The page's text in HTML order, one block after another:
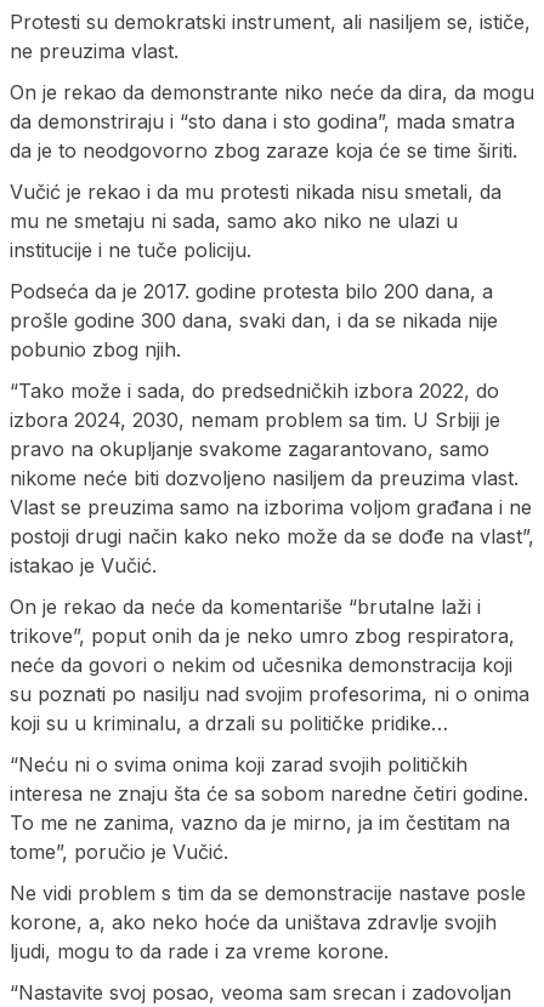
Protesti su demokratski instrument, ali nasiljem se, ističe,
ne preuzima vlast.
On je rekao da demonstrante niko neće da dira, da mogu
da demonstriraju i “sto dana i sto godina”, mada smatra
da je to neodgovorno zbog zaraze koja će se time širiti.
Vučić je rekao i da mu protesti nikada nisu smetali, da
mu ne smetaju ni sada, samo ako niko ne ulazi u
institucije i ne tuče policiju.
Podseća da je 2017. godine protesta bilo 200 dana, a
prošle godine 300 dana, svaki dan, i da se nikada nije
pobunio zbog njih.
“Tako može i sada, do predsedničkih izbora 2022, do
izbora 2024, 2030, nemam problem sa tim. U Srbiji je
pravo na okupljanje svakome zagarantovano, samo
nikome neće biti dozvoljeno nasiljem da preuzima vlast.
Vlast se preuzima samo na izborima voljom građana i ne
postoji drugi način kako neko može da se dođe na vlast”,
istakao je Vučić.
On je rekao da neće da komentariše “brutalne laži i
trikove”, poput onih da je neko umro zbog respiratora,
neće da govori o nekim od učesnika demonstracija koji
su poznati po nasilju nad svojim profesorima, ni o onima
koji su u kriminalu, a drzali su političke pridike…
“Neću ni o svima onima koji zarad svojih političkih
interesa ne znaju šta će sa sobom naredne četiri godine.
To me ne zanima, vazno da je mirno, ja im čestitam na
tome”, poručio je Vučić.
Ne vidi problem s tim da se demonstracije nastave posle
korone, a, ako neko hoće da uništava zdravlje svojih
ljudi, mogu to da rade i za vreme korone.
“Nastavite svoj posao, veoma sam srecan i zadovoljan